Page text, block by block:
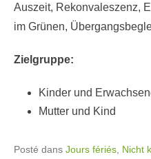
Auszeit, Rekonvaleszenz,
im Grünen,
Zielgruppe:
Kinder und
Mutter und Kind
Posté dans Jours fériés Nicht